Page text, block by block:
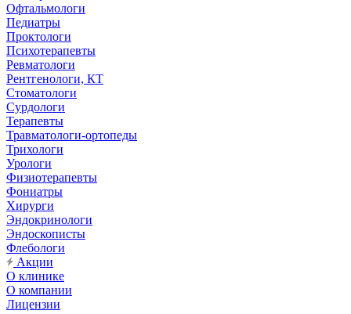
Офтальмологи
Педиатры
Проктологи
Психотерапевты
Ревматологи
Рентгенологи, КТ
Стоматологи
Сурдологи
Терапевты
Травматологи-ортопеды
Трихологи
Урологи
Физиотерапевты
Фониатры
Хирурги
Эндокринологи
Эндоскописты
Флебологи
Акции
О клинике
О компании
Лицензии